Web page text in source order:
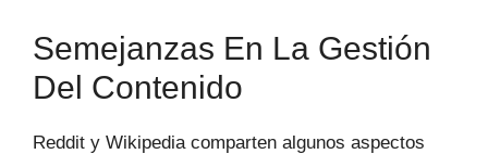
Semejanzas En La Gestión
Del Contenido
Reddit y Wikipedia comparten algunos aspectos